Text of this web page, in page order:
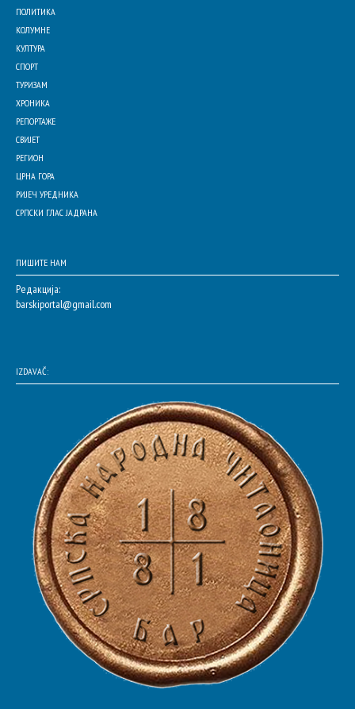
ПОЛИТИКА
КОЛУМНЕ
КУЛТУРА
СПОРТ
ТУРИЗАМ
ХРОНИКА
РЕПОРТАЖЕ
СВИЈЕТ
РЕГИОН
ЦРНА ГОРА
РИЈЕЧ УРЕДНИКА
СРПСКИ ГЛАС ЈАДРАНА
ПИШИТЕ НАМ
Редакција:
barskiportal@gmail.com
IZDAVAČ: